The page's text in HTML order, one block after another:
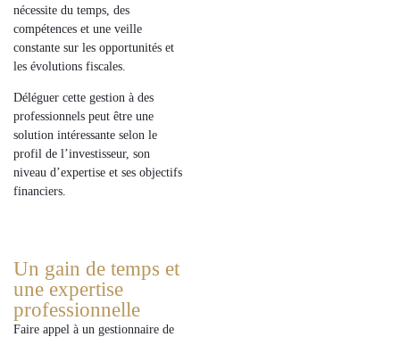
nécessite du temps, des
compétences et une veille
constante sur les opportunités et
les évolutions fiscales.
Déléguer cette gestion à des
professionnels peut être une
solution intéressante selon le
profil de l’investisseur, son
niveau d’expertise et ses objectifs
financiers.
Un gain de temps et
une expertise
professionnelle
Faire appel à un gestionnaire de